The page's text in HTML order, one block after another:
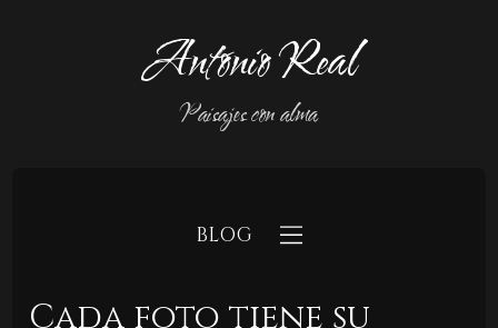
Antonio Real
Paisajes con alma
BLOG
Cada foto tiene su